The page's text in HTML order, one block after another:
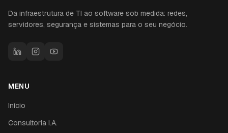
Da infraestrutura de TI ao software sob medida: redes,
servidores, segurança e sistemas para o seu negócio.
MENU
Início
Consultoria I.A.